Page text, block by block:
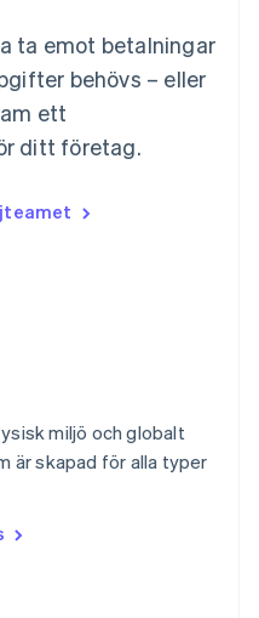
ta emot betalningar
behövs – eller
ett
ditt företag.
miljö och globalt
är skapad för alla typer